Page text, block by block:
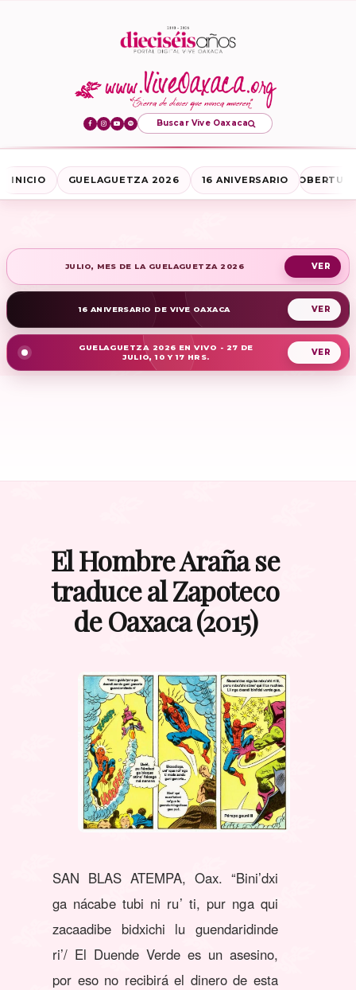
Buscar Vive Oaxaca
INICIO GUELAGUETZA 2026 16 ANIVERSARIO
JULIO, MES DE LA GUELAGUETZA 2026
16 ANIVERSARIO DE VIVE OAXACA
GUELAGUETZA 2026 EN VIVO - 27 DE
JULIO, 10 Y 17 HRS.
El Hombre Araña se
traduce al Zapoteco
de Oaxaca (2015)
SAN BLAS ATEMPA, Oax. “Bini’dxi
ga nácabe tubi ni ru’ ti, pur nga qui
zacaadibe bidxichi lu guendaridinde
ri’/ El Duende Verde es un asesino,
por eso no recibirá el dinero de esta